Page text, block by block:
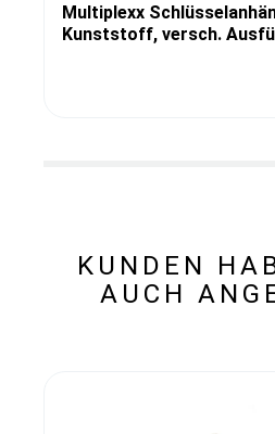
Multiplexx
Kunststoff, versch.
KUNDEN
AUCH